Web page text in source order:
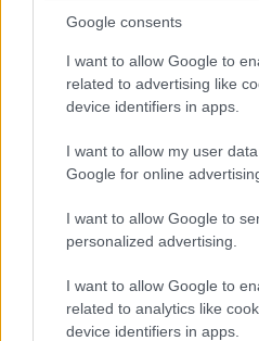
Google consents
I want to allow Google to
related to advertising like
device identifiers in apps.
I want to allow my user
Google for online
I want to allow Google to
personalized advertising.
I want to allow Google to
related to analytics like
device identifiers in apps.
Ajánlott bejegyzések:
Segítsüti 2018
minikalács
A színe, a színe!